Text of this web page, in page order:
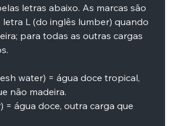
letras abaixo. As marcas são
letra L (do inglês lumber) quando
para todas as outras cargas
water) = água doce tropical,
não madeira.
= água doce, outra carga que